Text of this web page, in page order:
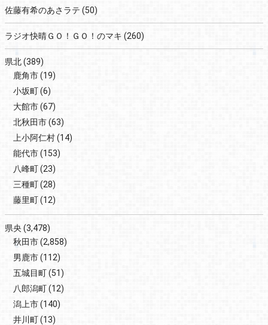
佐藤有希のあさラテ (50)
ラジオ快晴ＧＯ！ＧＯ！のマキ (260)
県北(389)
鹿角市(19)
小坂町(6)
大館市(67)
北秋田市(63)
上小阿仁村(14)
能代市(153)
八峰町(23)
三種町(28)
藤里町(12)
県央 (3,478)
秋田市(2,858)
男鹿市(112)
五城目町(51)
八郎潟町(12)
潟上市(140)
井川町(13)